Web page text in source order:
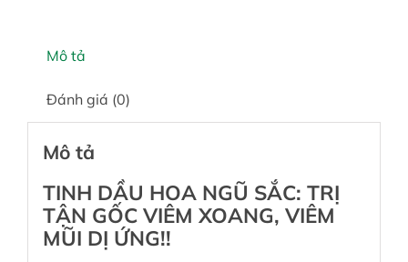
Mô tả
Đánh giá (0)
Mô tả
TINH DẦU HOA NGŨ SẮC: TRỊ
TẬN GỐC VIÊM XOANG, VIÊM
MŨI DỊ ỨNG!!